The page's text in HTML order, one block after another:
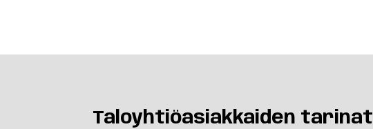
Taloyhtiöasiakkaiden tarinat